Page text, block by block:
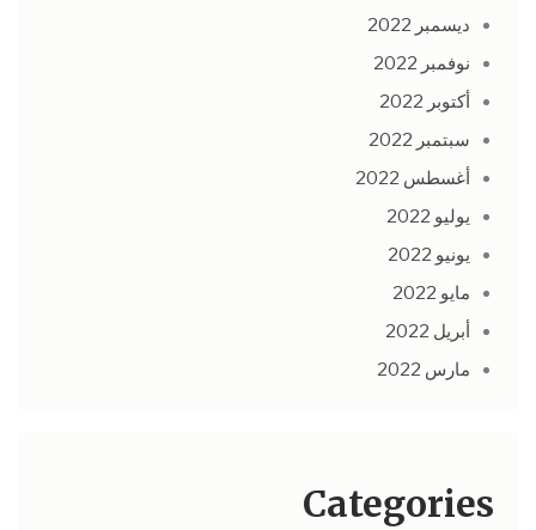
ديسمبر 2022
نوفمبر 2022
أكتوبر 2022
سبتمبر 2022
أغسطس 2022
يوليو 2022
يونيو 2022
مايو 2022
أبريل 2022
مارس 2022
Categories